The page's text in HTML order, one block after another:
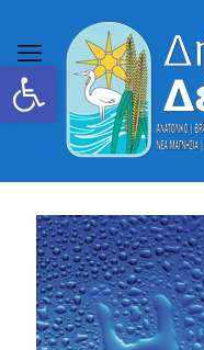
Ανοίξτε τη γραμμή εργαλείων